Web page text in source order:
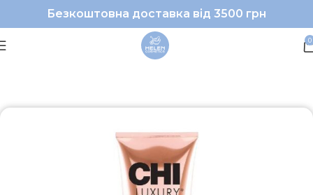
Безкоштовна доставка від 3500 грн
0